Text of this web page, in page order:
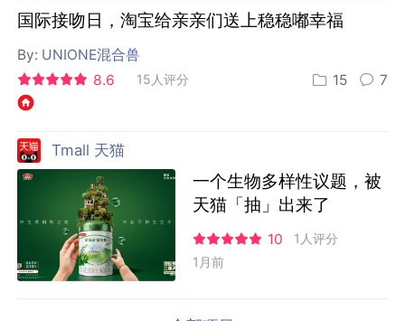
国际接吻日，淘宝给亲亲们送上稳稳嘟幸福
By: UNIONE混合兽
8.6
15人评分 15 7
Tmall 天猫
一个生物多样性议题，被
天猫「抽」出来了
10
1人评分
1月前